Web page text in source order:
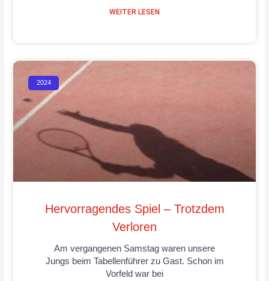
WEITER LESEN
2024
Hervorragendes Spiel – Trotzdem
Verloren
Am vergangenen Samstag waren unsere
Jungs beim Tabellenführer zu Gast. Schon im
Vorfeld war bei